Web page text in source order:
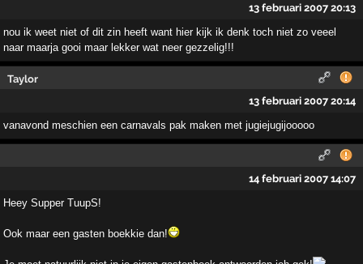
13 februari 2007 20:13
nou ik weet niet of dit zin heeft want hier kijk ik denk toch niet zo veeel
naar maarja gooi maar lekker wat neer gezzelig!!!
Taylor
13 februari 2007 20:14
vanavond meschien een carnavals pak maken met jugiejugijooooo
14 februari 2007 14:07
Heey Supper TuupS!
Ook maar een gasten boekkie dan!